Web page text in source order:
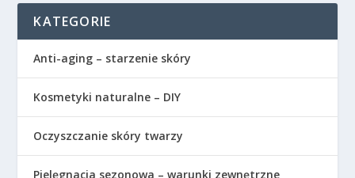
KATEGORIE
Anti-aging – starzenie skóry
Kosmetyki naturalne – DIY
Oczyszczanie skóry twarzy
Pielęgnacja sezonowa – warunki zewnętrzne